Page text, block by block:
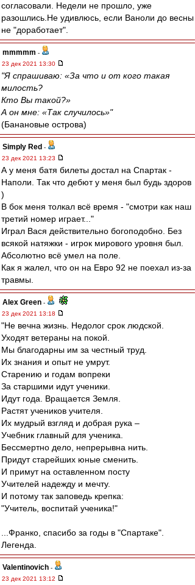
согласовали. Недели не прошло, уже
разошлись.Не удивлюсь, если Ваноли до весны
не "доработает".
mmmmm -
23 дек 2021 13:30
"Я спрашиваю: «За что и от кого такая
милость?
Кто Вы такой?»
А он мне: «Так случилось»"
(Банановые острова)
Simply Red -
23 дек 2021 13:23
А у меня батя билеты достал на Спартак -
Наполи. Так что дебют у меня был будь здоров
)
В бок меня толкал всё время - "смотри как наш
третий номер играет..."
Играл Вася действительно богоподобно. Без
всякой натяжки - игрок мирового уровня был.
Абсолютно всё умел на поле.
Как я жалел, что он на Евро 92 не поехал из-за
травмы.
Alex Green -
23 дек 2021 13:18
"Не вечна жизнь. Недолог срок людской.
Уходят ветераны на покой.
Мы благодарны им за честный труд.
Их знания и опыт не умрут.
Старению и годам вопреки
За старшими идут ученики.
Идут года. Вращается Земля.
Растят учеников учителя.
Их мудрый взгляд и добрая рука –
Учебник главный для ученика.
Бессмертно дело, непрерывна нить.
Придут старейших юные сменить.
И примут на оставленном посту
Учителей надежду и мечту.
И потому так заповедь крепка:
"Учитель, воспитай ученика!"
...Франко, спасибо за годы в "Спартаке".
Легенда.
Valentinovich -
23 дек 2021 13:12